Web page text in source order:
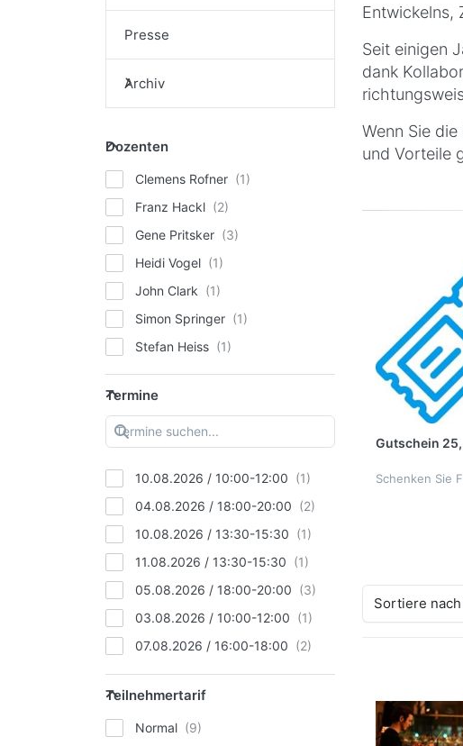
Presse
Archiv
Dozenten
Clemens Rofner
Franz Hackl
Gene Pritsker
Heidi Vogel
John Clark
Simon Springer
Stefan Heiss
Termine
10.08.2026 / 10:00-12:00
04.08.2026 / 18:00-20:00
10.08.2026 / 13:30-15:30
11.08.2026 / 13:30-15:30
05.08.2026 / 18:00-20:00
03.08.2026 / 10:00-12:00
07.08.2026 / 16:00-18:00
07.08.2026 / 13:30-15:30
10.08.2026 / 16:00-1800
11.08.2026 / 16:00-18:00
Teilnehmertarif
Normal
Entwickelns,
Seit einigen
dank
Wenn Sie
und Vorteile
Gutschein
Schenken Sie
Sortiere nach